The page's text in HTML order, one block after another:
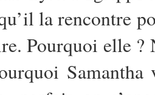
la rencontre
Pourquoi elle